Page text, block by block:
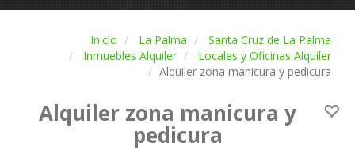
Inicio La Palma
Santa Cruz de La Palma
Inmuebles Alquiler
Locales y Oficinas Alquiler
Alquiler zona manicura y pedicura
Alquiler zona manicura y
pedicura